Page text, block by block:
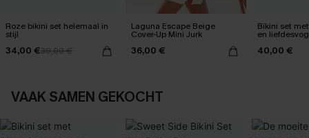
Roze bikini set helemaal in
stijl
34,00 €39,00 €
Laguna Escape Beige
Cover-Up Mini Jurk
36,00 €
Bikini set
en
40,00 €
VAAK SAMEN GEKOCHT